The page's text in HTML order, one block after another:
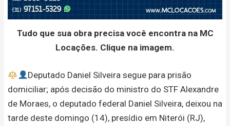
Tudo que sua obra precisa você encontra na MC
Locações. Clique na imagem.
Deputado Daniel Silveira segue para prisão
domiciliar; após decisão do ministro do STF Alexandre
de Moraes, o deputado federal Daniel Silveira, deixou na
tarde deste domingo (14), presídio em Niterói (RJ),